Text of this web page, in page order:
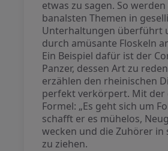
etwas zu sagen. So
banalsten Themen in
Unterhaltungen überführt
durch amüsante Floskeln
Ein Beispiel dafür ist der
Panzer, dessen Art zu
erzählen den rheinischen
perfekt verkörpert. Mit der
Formel: „Es geht sich um
schafft er es mühelos,
wecken und die Zuhörer in
zu ziehen.